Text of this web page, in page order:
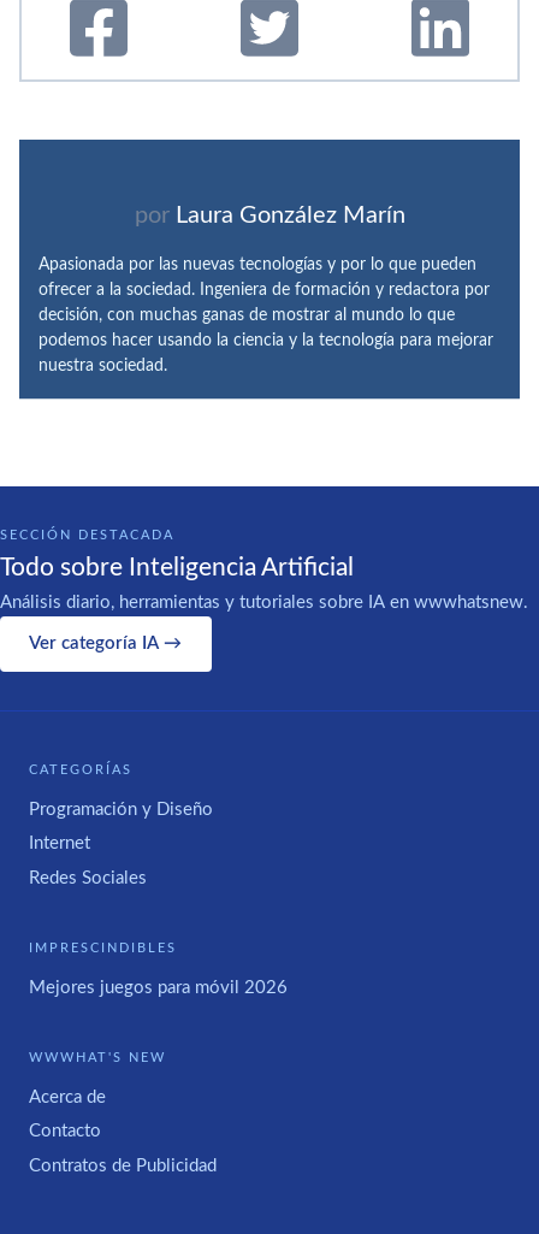
por Laura González Marín
Apasionada por las nuevas tecnologías y por lo que pueden
ofrecer a la sociedad. Ingeniera de formación y redactora por
decisión, con muchas ganas de mostrar al mundo lo que
podemos hacer usando la ciencia y la tecnología para mejorar
nuestra sociedad.
SECCIÓN DESTACADA
Todo sobre Inteligencia Artificial
Análisis diario, herramientas y tutoriales sobre IA en wwwhatsnew.
Ver categoría IA →
CATEGORÍAS
Programación y Diseño
Internet
Redes Sociales
IMPRESCINDIBLES
Mejores juegos para móvil 2026
WWWHAT'S NEW
Acerca de
Contacto
Contratos de Publicidad